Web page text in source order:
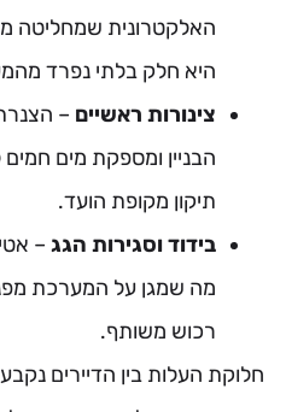
האלקטרונית שמחליטה
היא חלק בלתי נפרד
צינורות ראשיים –
הבניין ומספקת מים
תיקון מקופת הועד.
בידוד וסגירות הגג –
מה שמגן על המערכת
רכוש משותף.
חלוקת העלות בין הדיירים